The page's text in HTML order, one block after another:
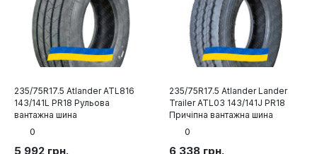
235/75R17.5 Atlander ATL816
143/141L PR18 Рульова
вантажна шина
0
5 992 грн.
235/75R17.5 Atlander Lander
Trailer ATL03 143/141J PR18
Причіпна вантажна шина
0
6 338 грн.